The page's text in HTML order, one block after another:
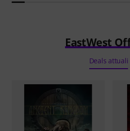
EastWest
Deals attuali